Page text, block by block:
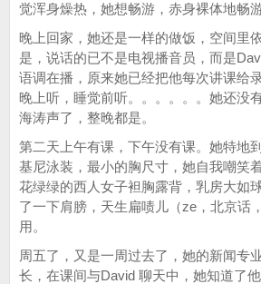
觉浑身燥热，她想畅游，赤身裸体地畅
晚上回家，她还是一样的做饭，空间里
是，说话的已不是电视播音员，而是
语调在播，原来她已经把他每次讲课给
晚上听，睡觉前听。。。。。。她还没
海涛声了，整晚都是。
第二天上午有课，下午没有课。她特地
基尼泳装，最小的胸尺寸，她自我嘲笑
花绿绿的西人女子袒胸露背，乳房大如
了一下肩膀，天生扁啧儿（ze，北京话
用。
周五了，又是一周过去了，她的新闻专
长，在课间与David 聊天中，她知道了